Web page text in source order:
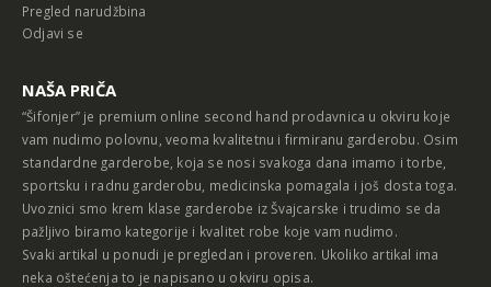
Pregled narudžbina
Odjavi se
NAŠA PRIČA
“Šifonjer” je premium online second hand prodavnica u okviru koje
vam nudimo polovnu, veoma kvalitetnu i firmiranu garderobu. Osim
standardne garderobe, koja se nosi svakoga dana imamo i torbe,
sportsku i radnu garderobu, medicinska pomagala i još dosta toga.
Uvoznici smo krem klase garderobe iz Švajcarske i trudimo se da
pažljivo biramo kategorije i kvalitet robe koje vam nudimo.
Svaki artikal u ponudi je pregledan i proveren. Ukoliko artikal ima
neka oštećenja to je napisano u okviru opisa.